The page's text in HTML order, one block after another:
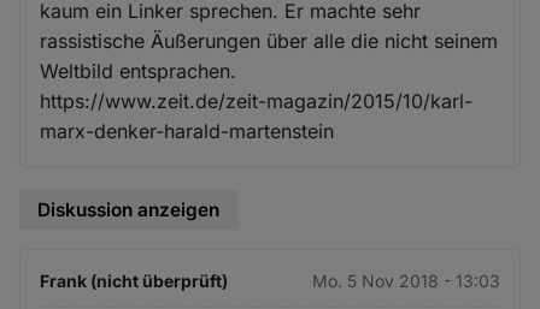
kaum ein Linker sprechen. Er machte sehr
rassistische Äußerungen über alle die nicht seinem
Weltbild entsprachen.
https://www.zeit.de/zeit-magazin/2015/10/karl-
marx-denker-harald-martenstein
Diskussion anzeigen
Frank (nicht überprüft) Mo. 5 Nov 2018 - 13:03
Cookies